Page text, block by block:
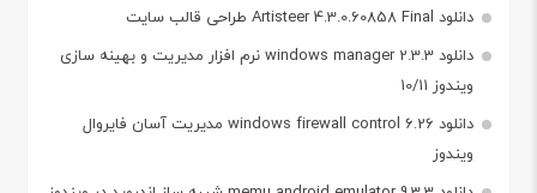
دانلود Artisteer 4.3.0.60858 Final طراحی قالب سایت
دانلود windows manager 2.3.3 نرم افزار مدیریت و بهینه سازی
ویندوز 10/11
دانلود windows firewall control 6.26 مدیریت آسان فایروال
ویندوز